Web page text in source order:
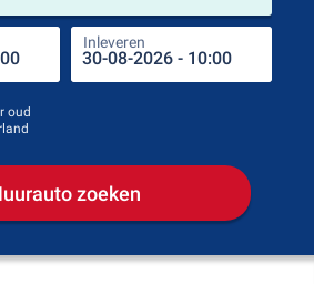
Inleveren
oud
zoeken